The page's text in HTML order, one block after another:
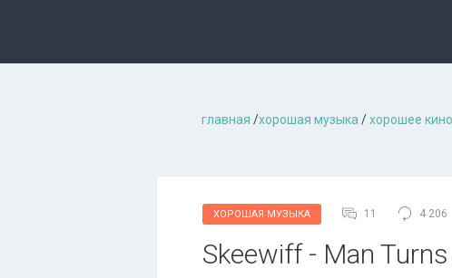
главная /хорошая музыкa /хорошее кино
ХОРОШАЯ МУЗЫКА 11 4 206
Skeewiff - Man